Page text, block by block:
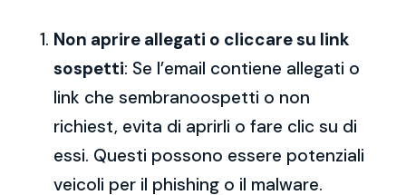
Non aprire allegati o cliccare su link
sospetti: Se l’email contiene allegati o
link che sembranoospetti o non
richiest, evita di aprirli o fare clic su di
essi. Questi possono essere potenziali
veicoli per il phishing o il malware.